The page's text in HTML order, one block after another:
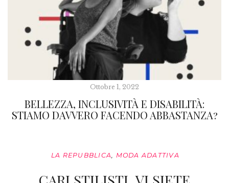
Ottobre 1, 2022
BELLEZZA, INCLUSIVITÀ E DISABILITÀ:
STIAMO DAVVERO FACENDO ABBASTANZA?
LA REPUBBLICA MODA ADATTIVA